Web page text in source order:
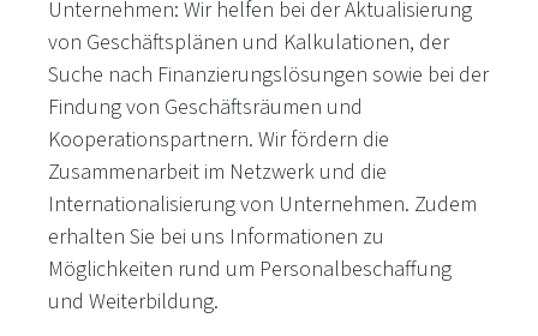
Unternehmen: Wir helfen bei der Aktualisierung
von Geschäftsplänen und Kalkulationen, der
Suche nach Finanzierungslösungen sowie bei der
Findung von Geschäftsräumen und
Kooperationspartnern. Wir fördern die
Zusammenarbeit im Netzwerk und die
Internationalisierung von Unternehmen. Zudem
erhalten Sie bei uns Informationen zu
Möglichkeiten rund um Personalbeschaffung
und Weiterbildung.